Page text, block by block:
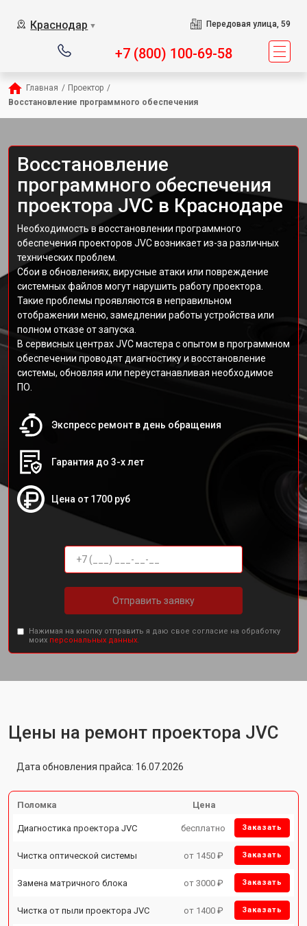
Краснодар ▼ Передовая улица, 59
+7 (800) 100-69-58
Главная / Проектор /
Восстановление программного обеспечения
Восстановление
программного обеспечения
проектора JVC в Краснодаре
Необходимость в восстановлении программного
обеспечения проекторов JVC возникает из-за различных
технических проблем.
Сбои в обновлениях, вирусные атаки или повреждение
системных файлов могут нарушить работу проектора.
Такие проблемы проявляются в неправильном
отображении меню, замедлении работы устройства или
полном отказе от запуска.
В сервисных центрах JVC мастера с опытом в программном
обеспечении проводят диагностику и восстановление
системы, обновляя или переустанавливая необходимое
ПО.
Экспресс ремонт в день обращения
Гарантия до 3-х лет
Цена от 1700 руб
Отправить заявку
Нажимая на кнопку отправить я даю свое согласие на обработку
моих персональных данных.
Цены на ремонт проектора JVC
Дата обновления прайса: 16.07.2026
Поломка Цена
Диагностика проектора JVC бесплатно Заказать
Чистка оптической системы от 1450 ₽ Заказать
Замена матричного блока от 3000 ₽ Заказать
Чистка от пыли проектора JVC от 1400 ₽ Заказать